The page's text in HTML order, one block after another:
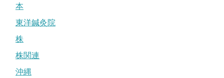
本
東洋鍼灸院
株
株関連
沖縄